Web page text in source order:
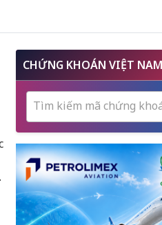
CHỨNG KHOÁN VIỆT NAM